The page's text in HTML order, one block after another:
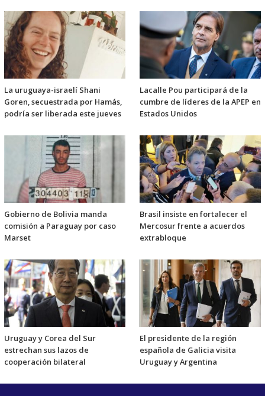
La uruguaya-israelí Shani
Goren, secuestrada por Hamás,
podría ser liberada este jueves
Lacalle Pou participará de la
cumbre de líderes de la APEP en
Estados Unidos
Gobierno de Bolivia manda
comisión a Paraguay por caso
Marset
Brasil insiste en fortalecer el
Mercosur frente a acuerdos
extrabloque
Uruguay y Corea del Sur
estrechan sus lazos de
cooperación bilateral
El presidente de la región
española de Galicia visita
Uruguay y Argentina